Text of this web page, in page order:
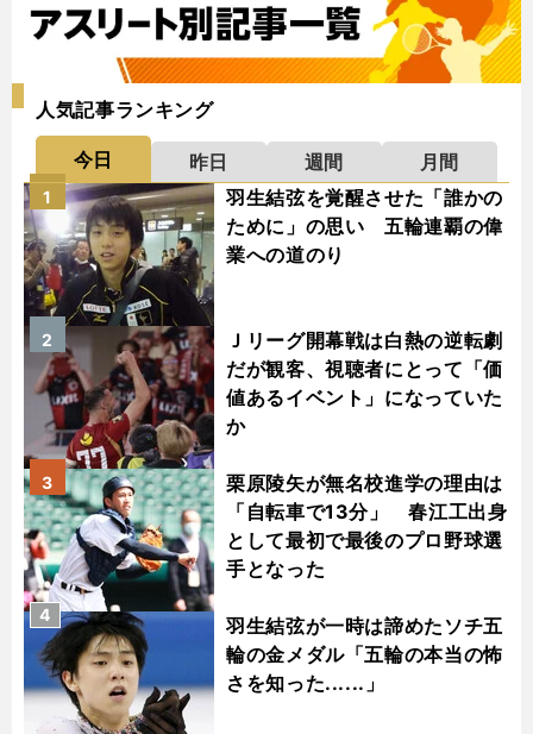
人気記事ランキング
今日 昨日 週間
月間
羽生結弦を覚醒させた「誰かの
ために」の思い 五輪連覇の偉
業への道のり
1
Ｊリーグ開幕戦は白熱の逆転劇
だが観客、視聴者にとって「価
値あるイベント」になっていた
か
2
栗原陵矢が無名校進学の理由は
「自転車で13分」 春江工出身
として最初で最後のプロ野球選
手となった
3
羽生結弦が一時は諦めたソチ五
輪の金メダル「五輪の本当の怖
さを知った......」
4